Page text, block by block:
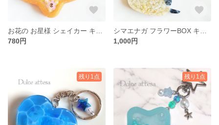
780円
1,000円
残り1点 残り1点